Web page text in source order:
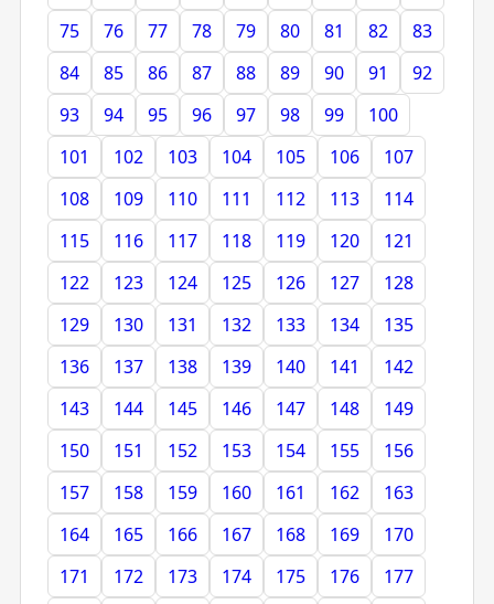
75
76 77 78 79 80 81 82
83
84
85 86 87 88 89 90 91
92
93
94 95 96 97 98 99
100
101
102 103 104 105 106
107
108
109 110 111 112 113
114
115
116 117 118 119 120
121
122
123 124 125 126 127
128
129
130 131 132 133 134
135
136
137 138 139 140 141
142
143
144 145 146 147 148
149
150
151 152 153 154 155
156
157
158 159 160 161 162
163
164
165 166 167 168 169
170
171
172 173 174 175 176
177